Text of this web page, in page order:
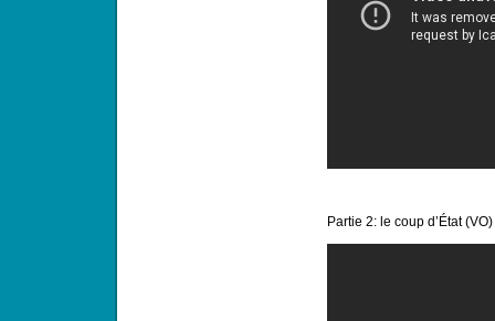
Partie 2: le coup d’État (VO)